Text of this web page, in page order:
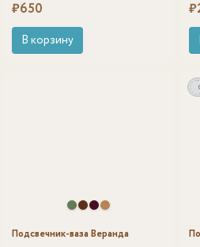
₽650
В корзину
₽
Подсвечник-ваза Веранда